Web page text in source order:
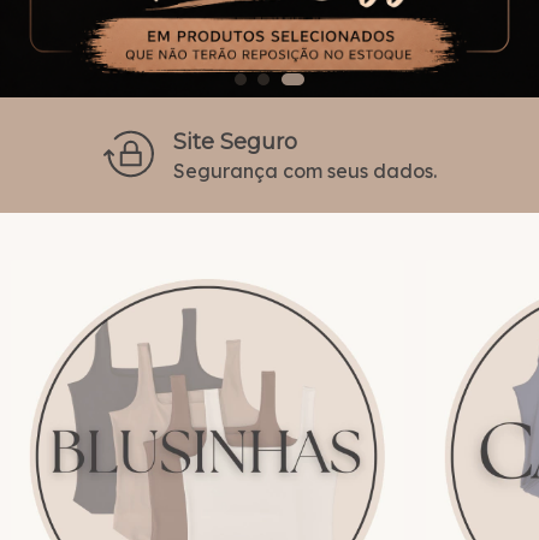
Pague em até 6x
Sem juros no cartão